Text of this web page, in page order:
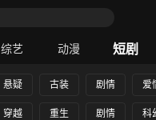
综艺 动漫 短剧
悬疑 古装 剧情 爱
穿越 重生 剧情 科